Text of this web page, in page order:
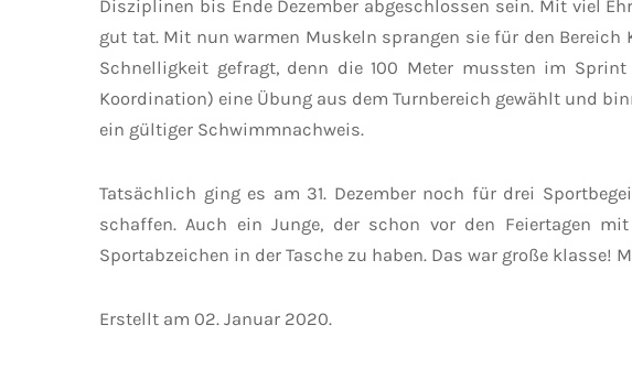
Disziplinen bis Ende Dezember abgeschlossen sein. Mit viel
gut tat. Mit nun warmen Muskeln sprangen sie für den Bereich
Schnelligkeit gefragt, denn die 100 Meter mussten im
Koordination) eine Übung aus dem Turnbereich gewählt und
ein gültiger Schwimmnachweis.
Tatsächlich ging es am 31. Dezember noch für drei
schaffen. Auch ein Junge, der schon vor den Feiertagen
Sportabzeichen in der Tasche zu haben. Das war große
Erstellt am 02. Januar 2020.